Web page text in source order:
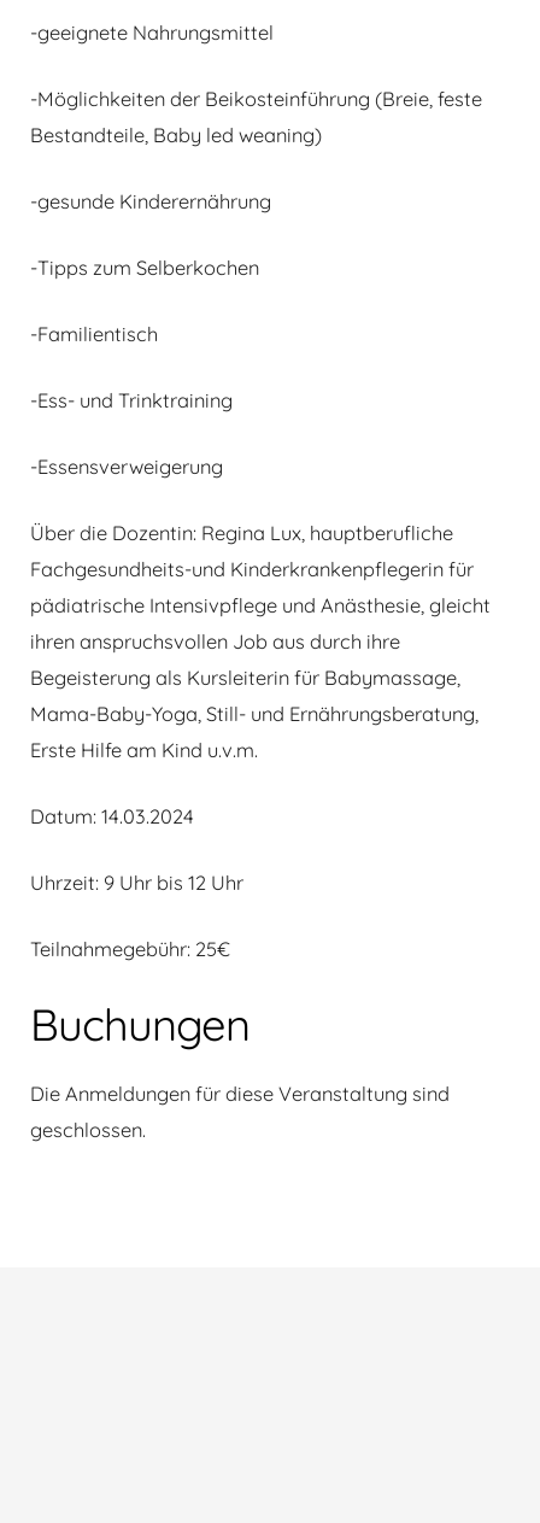
-geeignete Nahrungsmittel
-Möglichkeiten der Beikosteinführung (Breie, feste
Bestandteile, Baby led weaning)
-gesunde Kinderernährung
-Tipps zum Selberkochen
-Familientisch
-Ess- und Trinktraining
-Essensverweigerung
Über die Dozentin: Regina Lux, hauptberufliche
Fachgesundheits-und Kinderkrankenpflegerin für
pädiatrische Intensivpflege und Anästhesie, gleicht
ihren anspruchsvollen Job aus durch ihre
Begeisterung als Kursleiterin für Babymassage,
Mama-Baby-Yoga, Still- und Ernährungsberatung,
Erste Hilfe am Kind u.v.m.
Datum: 14.03.2024
Uhrzeit: 9 Uhr bis 12 Uhr
Teilnahmegebühr: 25€
Buchungen
Die Anmeldungen für diese Veranstaltung sind
geschlossen.